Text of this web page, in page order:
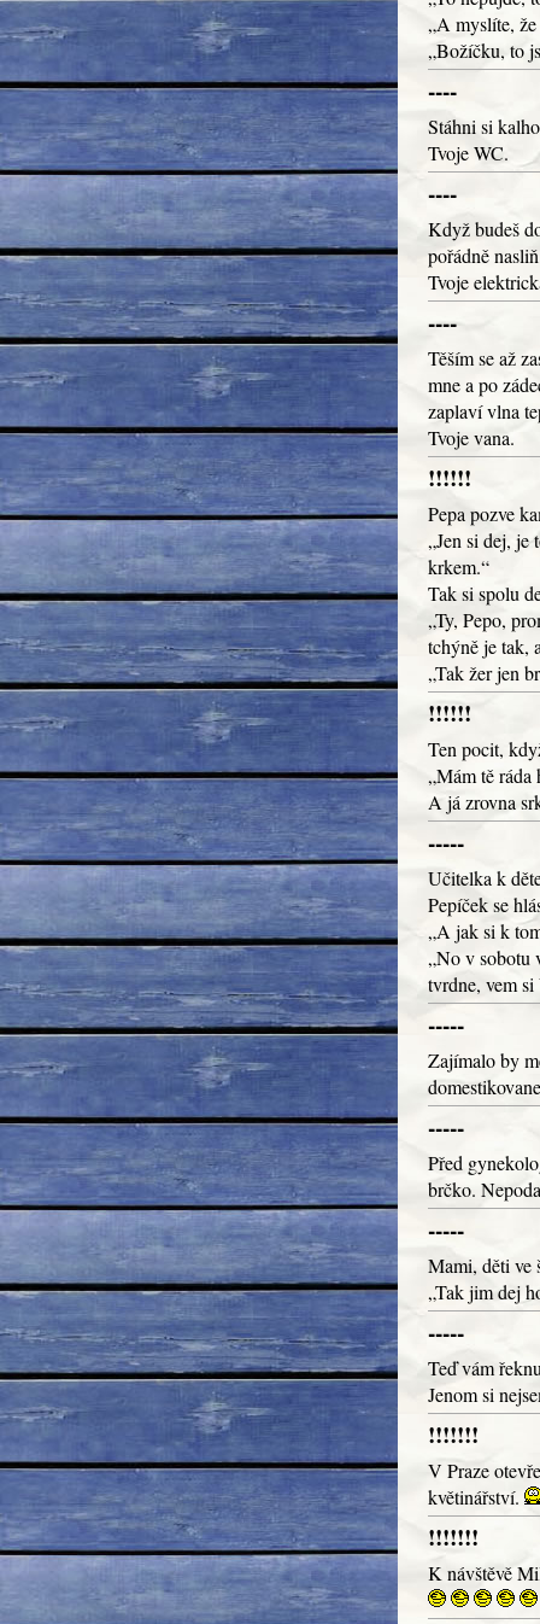
„A myslíte,
„Božíčku, to
----
Stáhni si
Tvoje WC.
----
Když budeš
pořádně
Tvoje
----
Těším se až
mne a po
zaplaví vlna
Tvoje vana.
!!!!!!
Pepa pozve
„Jen si dej, je
krkem.“
Tak si spolu
„Ty, Pepo,
tchýně je tak,
„Tak žer jen
!!!!!!
Ten pocit,
„Mám tě ráda
A já zrovna
-----
Učitelka k
Pepíček se
„A jak si k
„No v sobotu
tvrdne, vem
-----
Zajímalo by
-----
Před
brčko.
-----
Mami, děti ve
„Tak jim dej
-----
Teď vám
Jenom si
!!!!!!!
V Praze
květinářství.
!!!!!!!
K návštěvě